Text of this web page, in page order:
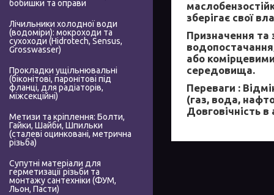
зберігає свої
Призначення та
або
середовища.
Переваги :
(газ, вода,
Довговічність
бобишки та оправи
Лічильники холодної води
(водоміри): мокроходи та
сухоходи (Hidrotech, Sensus,
Grosswasser)
Прокладки ущільнювальні
(біконітові, паронітові під
фланці, для радіаторів,
міжсекційні)
Метизи та кріплення: Болти,
Гайки, Шайби, Шпильки
(сталеві оцинковані, метрична
різьба)
Супутні матеріали для
герметизації різьби та
монтажу сантехніки (ФУМ,
Льон, Пасти)